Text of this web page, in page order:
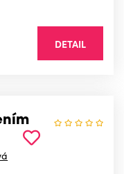
DETAIL